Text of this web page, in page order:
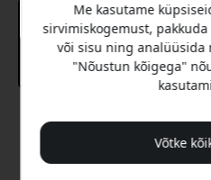
Me kasutame
sirvimiskogemust,
või sisu ning analüüsida
"Nõustun kõigega"
Võtke